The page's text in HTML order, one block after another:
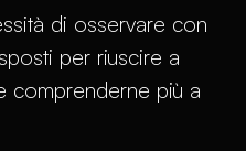
di osservare con
per riuscire a
comprenderne più a